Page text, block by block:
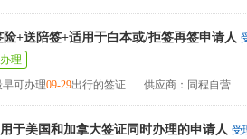
+送陪签+适用于白本或/拒签再签申请人
理
早可办理09-29出行的签证 供应商：同程自营
于美国和加拿大签证同时办理的申请人 受